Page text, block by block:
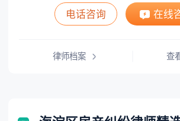
电话咨询 在线
律师档案 查